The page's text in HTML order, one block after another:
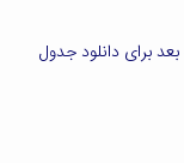
محترم رشته علوم کامپیوتر ورودی 98 به بعد برای دانلود جدول